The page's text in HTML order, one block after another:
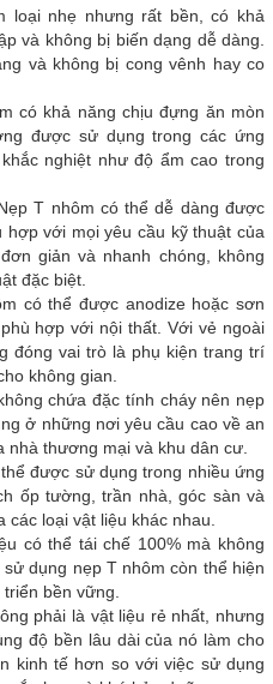
loại nhẹ nhưng rất bền, có khả
và không bị biến dạng dễ dàng.
và không bị cong vênh hay co
có khả năng chịu đựng ăn mòn
được sử dụng trong các ứng
nghiệt như độ ẩm cao trong
T nhôm có thể dễ dàng được
với mọi yêu cầu kỹ thuật của
giản và nhanh chóng, không
đặc biệt.
có thể được anodize hoặc sơn
hợp với nội thất. Với vẻ ngoài
đóng vai trò là phụ kiện trang trí
không gian.
chứa đặc tính cháy nên nẹp
ở những nơi yêu cầu cao về an
thương mại và khu dân cư.
được sử dụng trong nhiều ứng
ốp tường, trần nhà, góc sàn và
loại vật liệu khác nhau.
có thể tái chế 100% mà không
dụng nẹp T nhôm còn thể hiện
bền vững.
phải là vật liệu rẻ nhất, nhưng
độ bền lâu dài của nó làm cho
kinh tế hơn so với việc sử dụng